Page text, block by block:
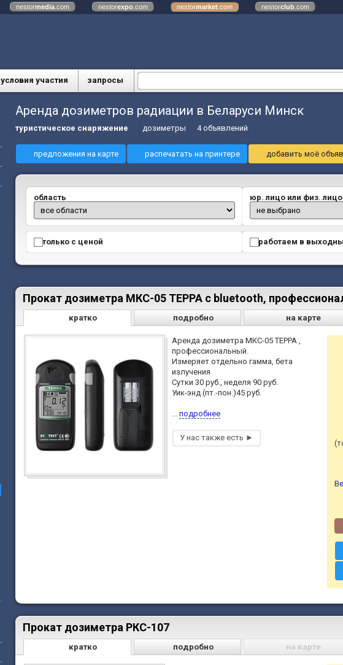
nestormedia .com nestorexpo .com nestormarket .com nestorclub .com
условия участия запросы
Аренда дозиметров радиации в Беларуси Минск
туристическое снаряжение дозиметры 4 объявлений
предложения на карте распечатать на принтере добавить моё
область юр. лицо или физ.
только с ценой работаем в
Прокат дозиметра МКС-05 ТЕРРА с bluetooth,
кратко подробно на карте
Аренда дозиметра МКС-05 ТЕРРА ,
профессиональный.
Измеряет отдельно гамма, бета
излучения
Cутки 30 руб., неделя 90 руб.
Уик-энд (пт.-пон.)45 руб.
подробнее
Прокат дозиметра РКС-107
кратко подробно на карте